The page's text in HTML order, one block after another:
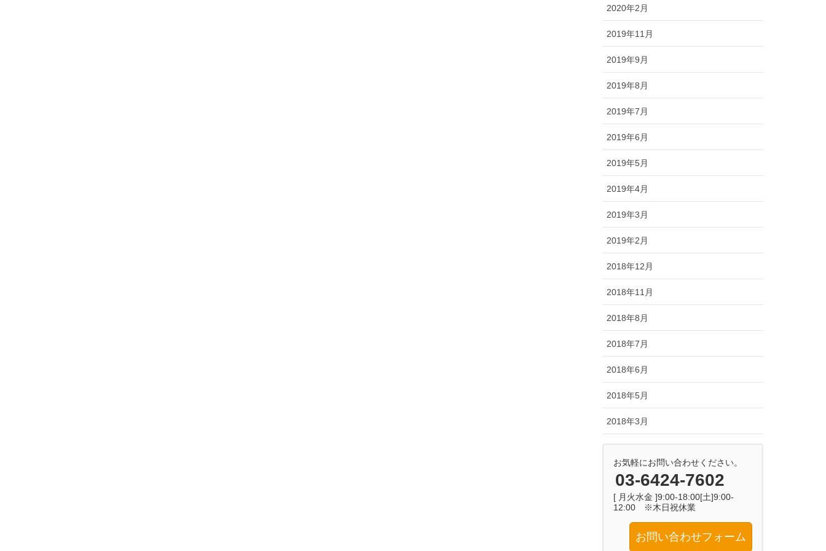
2020年2月
2019年11月
2019年9月
2019年8月
2019年7月
2019年6月
2019年5月
2019年4月
2019年3月
2019年2月
2018年12月
2018年11月
2018年8月
2018年7月
2018年6月
2018年5月
2018年3月
お気軽にお問い合わせください。
03-6424-7602
[ 月火水金 ]9:00-18:00[土]9:00-
12:00 ※木日祝休業
お問い合わせフォーム